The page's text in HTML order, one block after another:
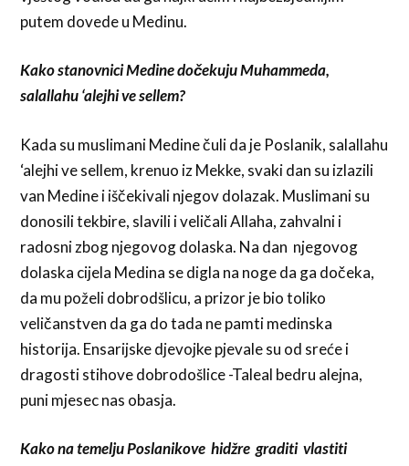
putem dovede u Medinu.
Kako stanovnici Medine dočekuju Muhammeda,
salallahu ‘alejhi ve sellem?
Kada su muslimani Medine čuli da je Poslanik, salallahu
‘alejhi ve sellem, krenuo iz Mekke, svaki dan su izlazili
van Medine i iščekivali njegov dolazak. Muslimani su
donosili tekbire, slavili i veličali Allaha, zahvalni i
radosni zbog njegovog dolaska. Na dan njegovog
dolaska cijela Medina se digla na noge da ga dočeka,
da mu poželi dobrodšlicu, a prizor je bio toliko
veličanstven da ga do tada ne pamti medinska
historija. Ensarijske djevojke pjevale su od sreće i
dragosti stihove dobrodošlice -Taleal bedru alejna,
puni mjesec nas obasja.
Kako na temelju Poslanikove hidžre graditi vlastiti